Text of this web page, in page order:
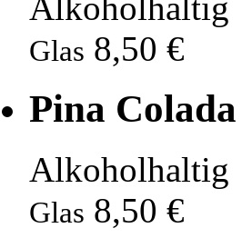
Glas 8,50 €
Pina Colada
Alkoholhaltig
Glas 8,50 €